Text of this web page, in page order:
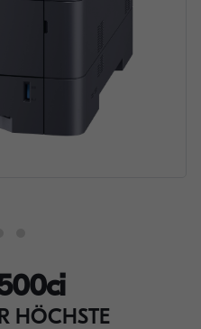
HÖCHSTE